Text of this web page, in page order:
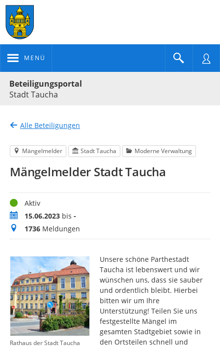
MENÜ
Beteiligungsportal
Stadt Taucha
Alle Beteiligungen
Mängelmelder Stadt Taucha Moderne Verwaltung
Mängelmelder Stadt Taucha
StatusAktiv
Zeitraum15.06.2023 bis -
Meldungen
1736 Meldungen
Rathaus der Stadt Taucha
Unsere schöne Parthestadt
Taucha ist lebenswert und wir
wünschen uns, dass sie sauber
und ordentlich bleibt. Hierbei
bitten wir um Ihre
Unterstützung! Teilen Sie uns
festgestellte Mängel im
gesamten Stadtgebiet sowie in
den Ortsteilen schnell und